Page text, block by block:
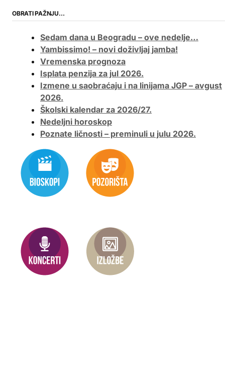
OBRATI PAŽNJU…
Sedam dana u Beogradu – ove nedelje…
Yambissimo! – novi doživljaj jamba!
Vremenska prognoza
Isplata penzija za jul 2026.
Izmene u saobraćaju i na linijama JGP – avgust
2026.
Školski kalendar za 2026/27.
Nedeljni horoskop
Poznate ličnosti – preminuli u julu 2026.